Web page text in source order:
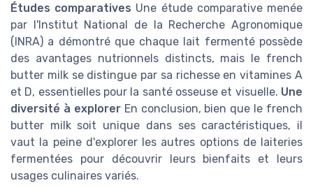
Études comparatives Une étude comparative menée
par l'Institut National de la Recherche Agronomique
(INRA) a démontré que chaque lait fermenté possède
des avantages nutrionnels distincts, mais le french
butter milk se distingue par sa richesse en vitamines A
et D, essentielles pour la santé osseuse et visuelle. Une
diversité à explorerEn conclusion, bien que le french
butter milk soit unique dans ses caractéristiques, il
vaut la peine d'explorer les autres options de laiteries
fermentées pour découvrir leurs bienfaits et leurs
usages culinaires variés.